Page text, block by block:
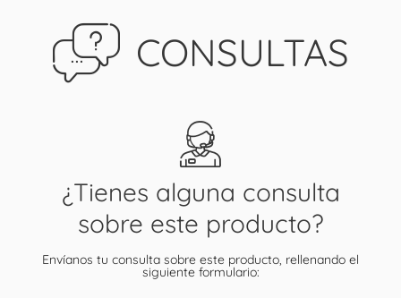
CONSULTAS
¿Tienes alguna consulta
sobre este producto?
Envíanos tu consulta sobre este producto, rellenando el
siguiente formulario: